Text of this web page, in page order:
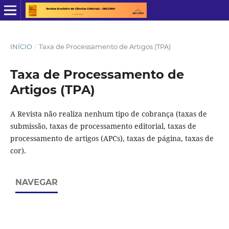
INÍCIO / Taxa de Processamento de Artigos (TPA)
Taxa de Processamento de
Artigos (TPA)
A Revista não realiza nenhum tipo de cobrança (taxas de
submissão, taxas de processamento editorial, taxas de
processamento de artigos (APCs), taxas de página, taxas de
cor).
NAVEGAR